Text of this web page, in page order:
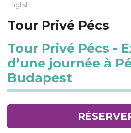
English
Tour Privé Pécs
Tour Privé Pécs -
d’une journée à
Budapest